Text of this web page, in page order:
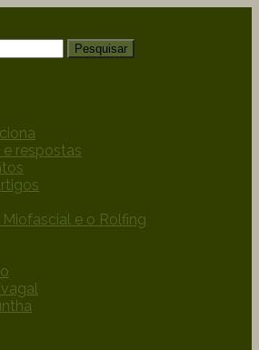
e respostas
e o Rolfing